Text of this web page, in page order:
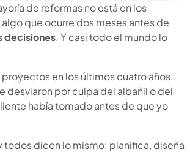
de reformas no está en los
que ocurre dos meses antes de
decisiones. Y casi todo el mundo lo
en los últimos cuatro años.
desviaron por culpa del albañil o del
había tomadoantesde que yo
todos dicen lo mismo: planifica, diseña,